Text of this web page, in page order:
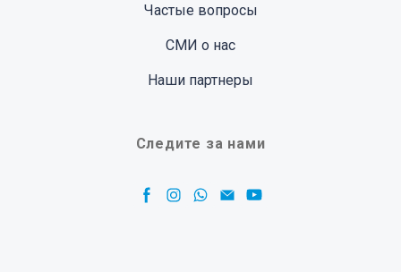
Частые вопросы
СМИ о нас
Наши партнеры
Следите за нами